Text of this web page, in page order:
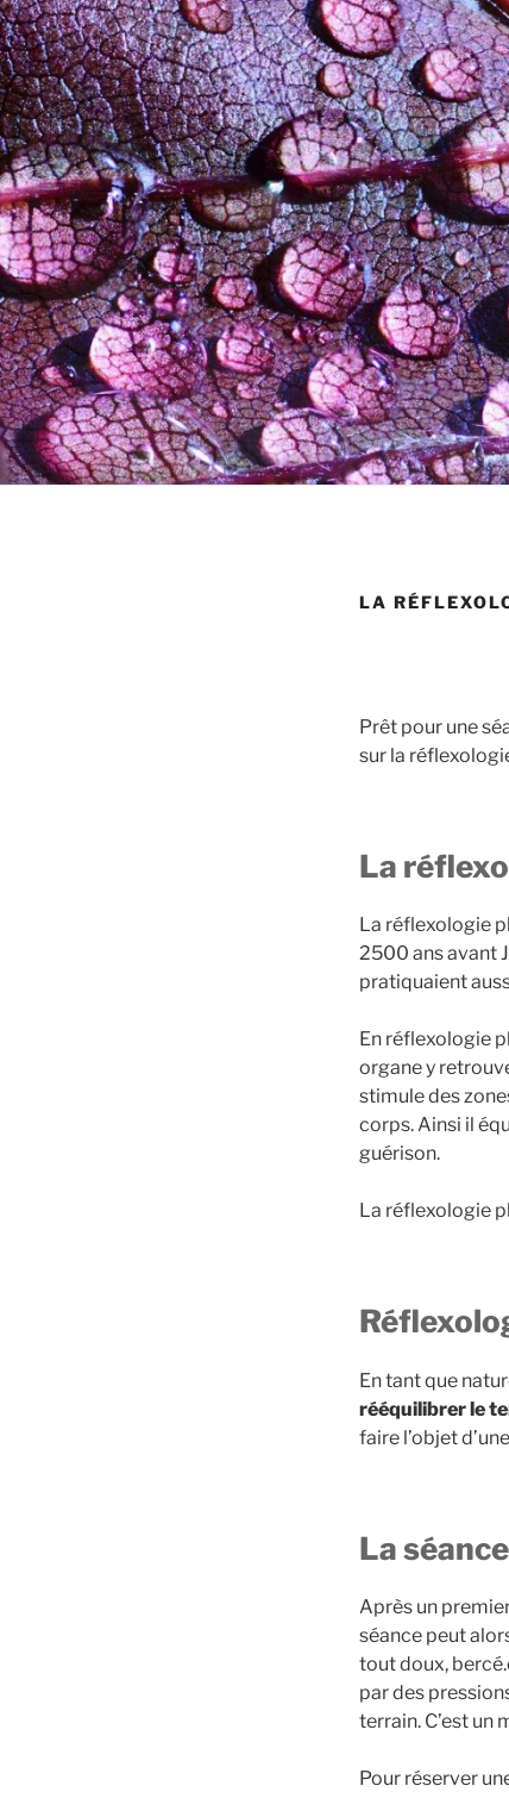
LA
Prêt pour une
sur la
La
La réflexologie
2500 ans avant
pratiquaient
En réflexologie
organe y
stimule des
corps. Ainsi il
guérison.
La réflexologie
En tant que
rééquilibrer le
faire l’objet
La séance
Après un
séance peut
tout doux,
par des
terrain. C’est un
Pour réserver